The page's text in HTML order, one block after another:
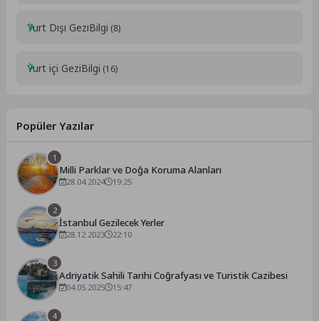
Yurt Dışı GeziBilgi (8)
Yurt içi GeziBilgi (16)
Popüler Yazılar
1
Milli Parklar ve Doğa Koruma Alanları
28.04.2024 19:25
2
İstanbul Gezilecek Yerler
28.12.2023 22:10
3
Adriyatik Sahili Tarihi Coğrafyası ve Turistik Cazibesi
04.05.2025 15:47
4